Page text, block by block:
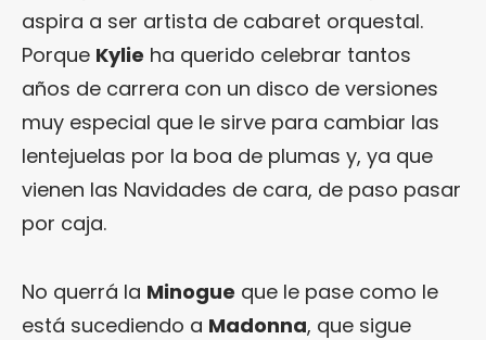
aspira a ser artista de cabaret orquestal.
Porque Kylie ha querido celebrar tantos
años de carrera con un disco de versiones
muy especial que le sirve para cambiar las
lentejuelas por la boa de plumas y, ya que
vienen las Navidades de cara, de paso pasar
por caja.
No querrá la Minogue que le pase como le
está sucediendo a Madonna, que sigue